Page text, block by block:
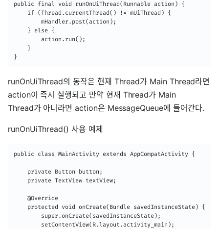
public final void runOnUiThread(Runnable action) {
    if (Thread.currentThread() != mUiThread) {
        mHandler.post(action);
    } else {
        action.run();
    }
}
runOnUiThread의 동작은 현재 Thread가 Main Thread라면
action이 즉시 실행되고 만약 현재 Thread가 Main
Thread가 아니라면 action은 MessageQueue에 들어간다.
runOnUiThread() 사용 예제
public class MainActivity extends AppCompatActivity {
    private Button button;
    private TextView textView;
    @Override
    protected void onCreate(Bundle savedInstanceState) {
        super.onCreate(savedInstanceState);
        setContentView(R.layout.activity_main);